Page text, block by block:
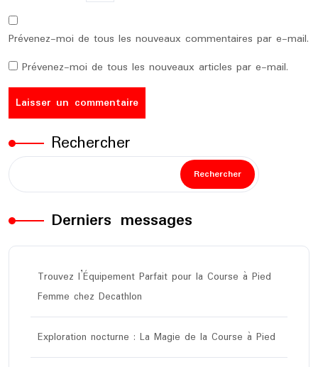
Prévenez-moi de tous les nouveaux commentaires par e-mail.
Prévenez-moi de tous les nouveaux articles par e-mail.
Rechercher
Rechercher
Derniers messages
Trouvez l’Équipement Parfait pour la Course à Pied
Femme chez Decathlon
Exploration nocturne : La Magie de la Course à Pied